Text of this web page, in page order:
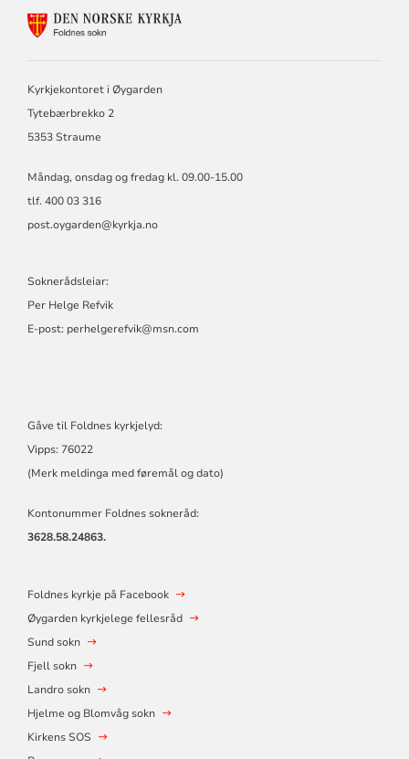
Kyrkjekontoret i Øygarden
Tytebærbrekko 2
5353 Straume
Måndag, onsdag og fredag kl. 09.00-15.00
tlf. 400 03 316
post.oygarden@kyrkja.no
Soknerådsleiar:
Per Helge Refvik
E-post: perhelgerefvik@msn.com
Gåve til Foldnes kyrkjelyd:
Vipps: 76022
(Merk meldinga med føremål og dato)
Kontonummer Foldnes sokneråd:
3628.58.24863.
Foldnes kyrkje på Facebook
Øygarden kyrkjelege fellesråd
Sund sokn
Fjell sokn
Landro sokn
Hjelme og Blomvåg sokn
Kirkens SOS